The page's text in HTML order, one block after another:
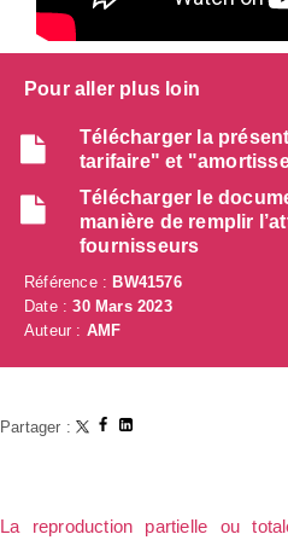
Pour aller plus loin
Télécharger la
tarifaire" et
Télécharger le
manière de remplir
fournisseurs
Référence :BW41576
Date :30 Mars 2023
Auteur : AMF
Partager :
La reproduction partielle ou